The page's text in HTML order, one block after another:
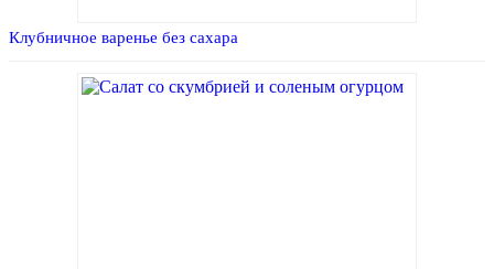
Клубничное варенье без сахара